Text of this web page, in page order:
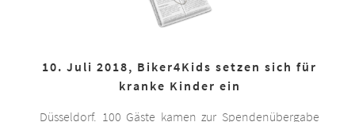
10. Juli 2018, Biker4Kids setzen sich für
kranke Kinder ein
Düsseldorf. 100 Gäste kamen zur Spendenübergabe